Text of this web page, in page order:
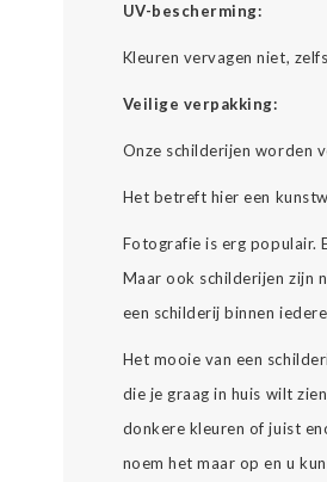
UV-bescherming:
Kleuren vervagen niet,
Veilige verpakking:
Onze schilderijen worden
Het betreft hier een
Fotografie is erg populair.
Maar ook schilderijen zijn
een schilderij binnen
Het mooie van een
die je graag in huis wilt
donkere kleuren of juist
noem het maar op en u